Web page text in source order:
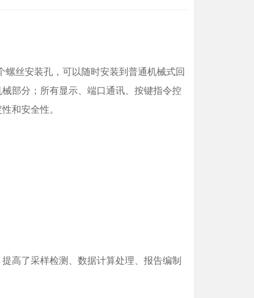
丝安装孔，可以随时安装到普通机械式回
部分；所有显示、端口通讯、按键指令控
和安全性。
高了采样检测、数据计算处理、报告编制